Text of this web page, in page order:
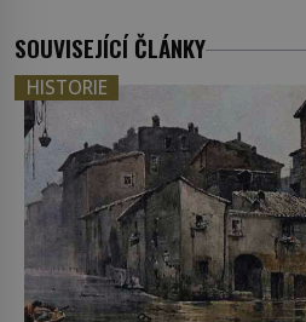
SOUVISEJÍCÍ ČLÁNKY
HISTORIE